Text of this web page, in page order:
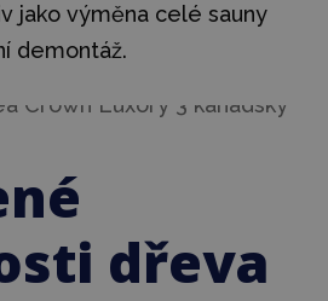
jako výměna celé sauny
demontáž.
dřeva